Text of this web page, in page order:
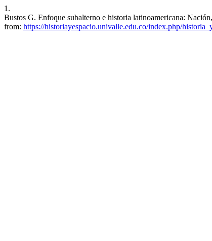
1.
Bustos G. Enfoque subalterno e historia latinoamericana:
from: https://historiayespacio.univalle.edu.co/index.php/